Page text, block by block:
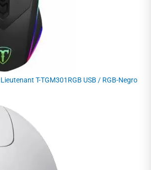
T-TGM301RGB USB / RGB-Negro